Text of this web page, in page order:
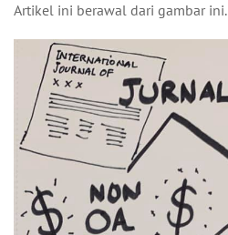
Artikel ini berawal dari gambar ini.